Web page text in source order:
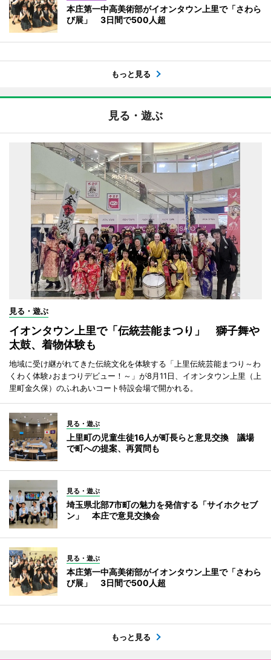
本庄第一中高美術部がイオンタウン上里で「さわら
び展」 3日間で500人超
もっと見る
見る・遊ぶ
見る・遊ぶ
イオンタウン上里で「伝統芸能まつり」 獅子舞や
太鼓、着物体験も
地域に受け継がれてきた伝統文化を体験する「上里伝統芸能まつり～わ
くわく体験♪おまつりデビュー！～」が8月11日、イオンタウン上里（上
里町金久保）のふれあいコート特設会場で開かれる。
見る・遊ぶ
上里町の児童生徒16人が町長らと意見交換 議場
で町への提案、再質問も
見る・遊ぶ
埼玉県北部7市町の魅力を発信する「サイホクセブ
ン」 本庄で意見交換会
見る・遊ぶ
本庄第一中高美術部がイオンタウン上里で「さわら
び展」 3日間で500人超
もっと見る